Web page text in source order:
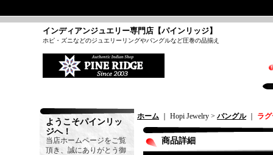
インディアンジュエリー専門店【パインリッジ】
ホピ・ズニなどのジュエリーリングやバングルなど圧巻の品揃え
ようこそパインリッ
ジへ！
当店ホームページをご覧
頂き、誠にありがとう御
ホーム ｜ Hopi Jewelry > バングル｜ ラ
商品詳細